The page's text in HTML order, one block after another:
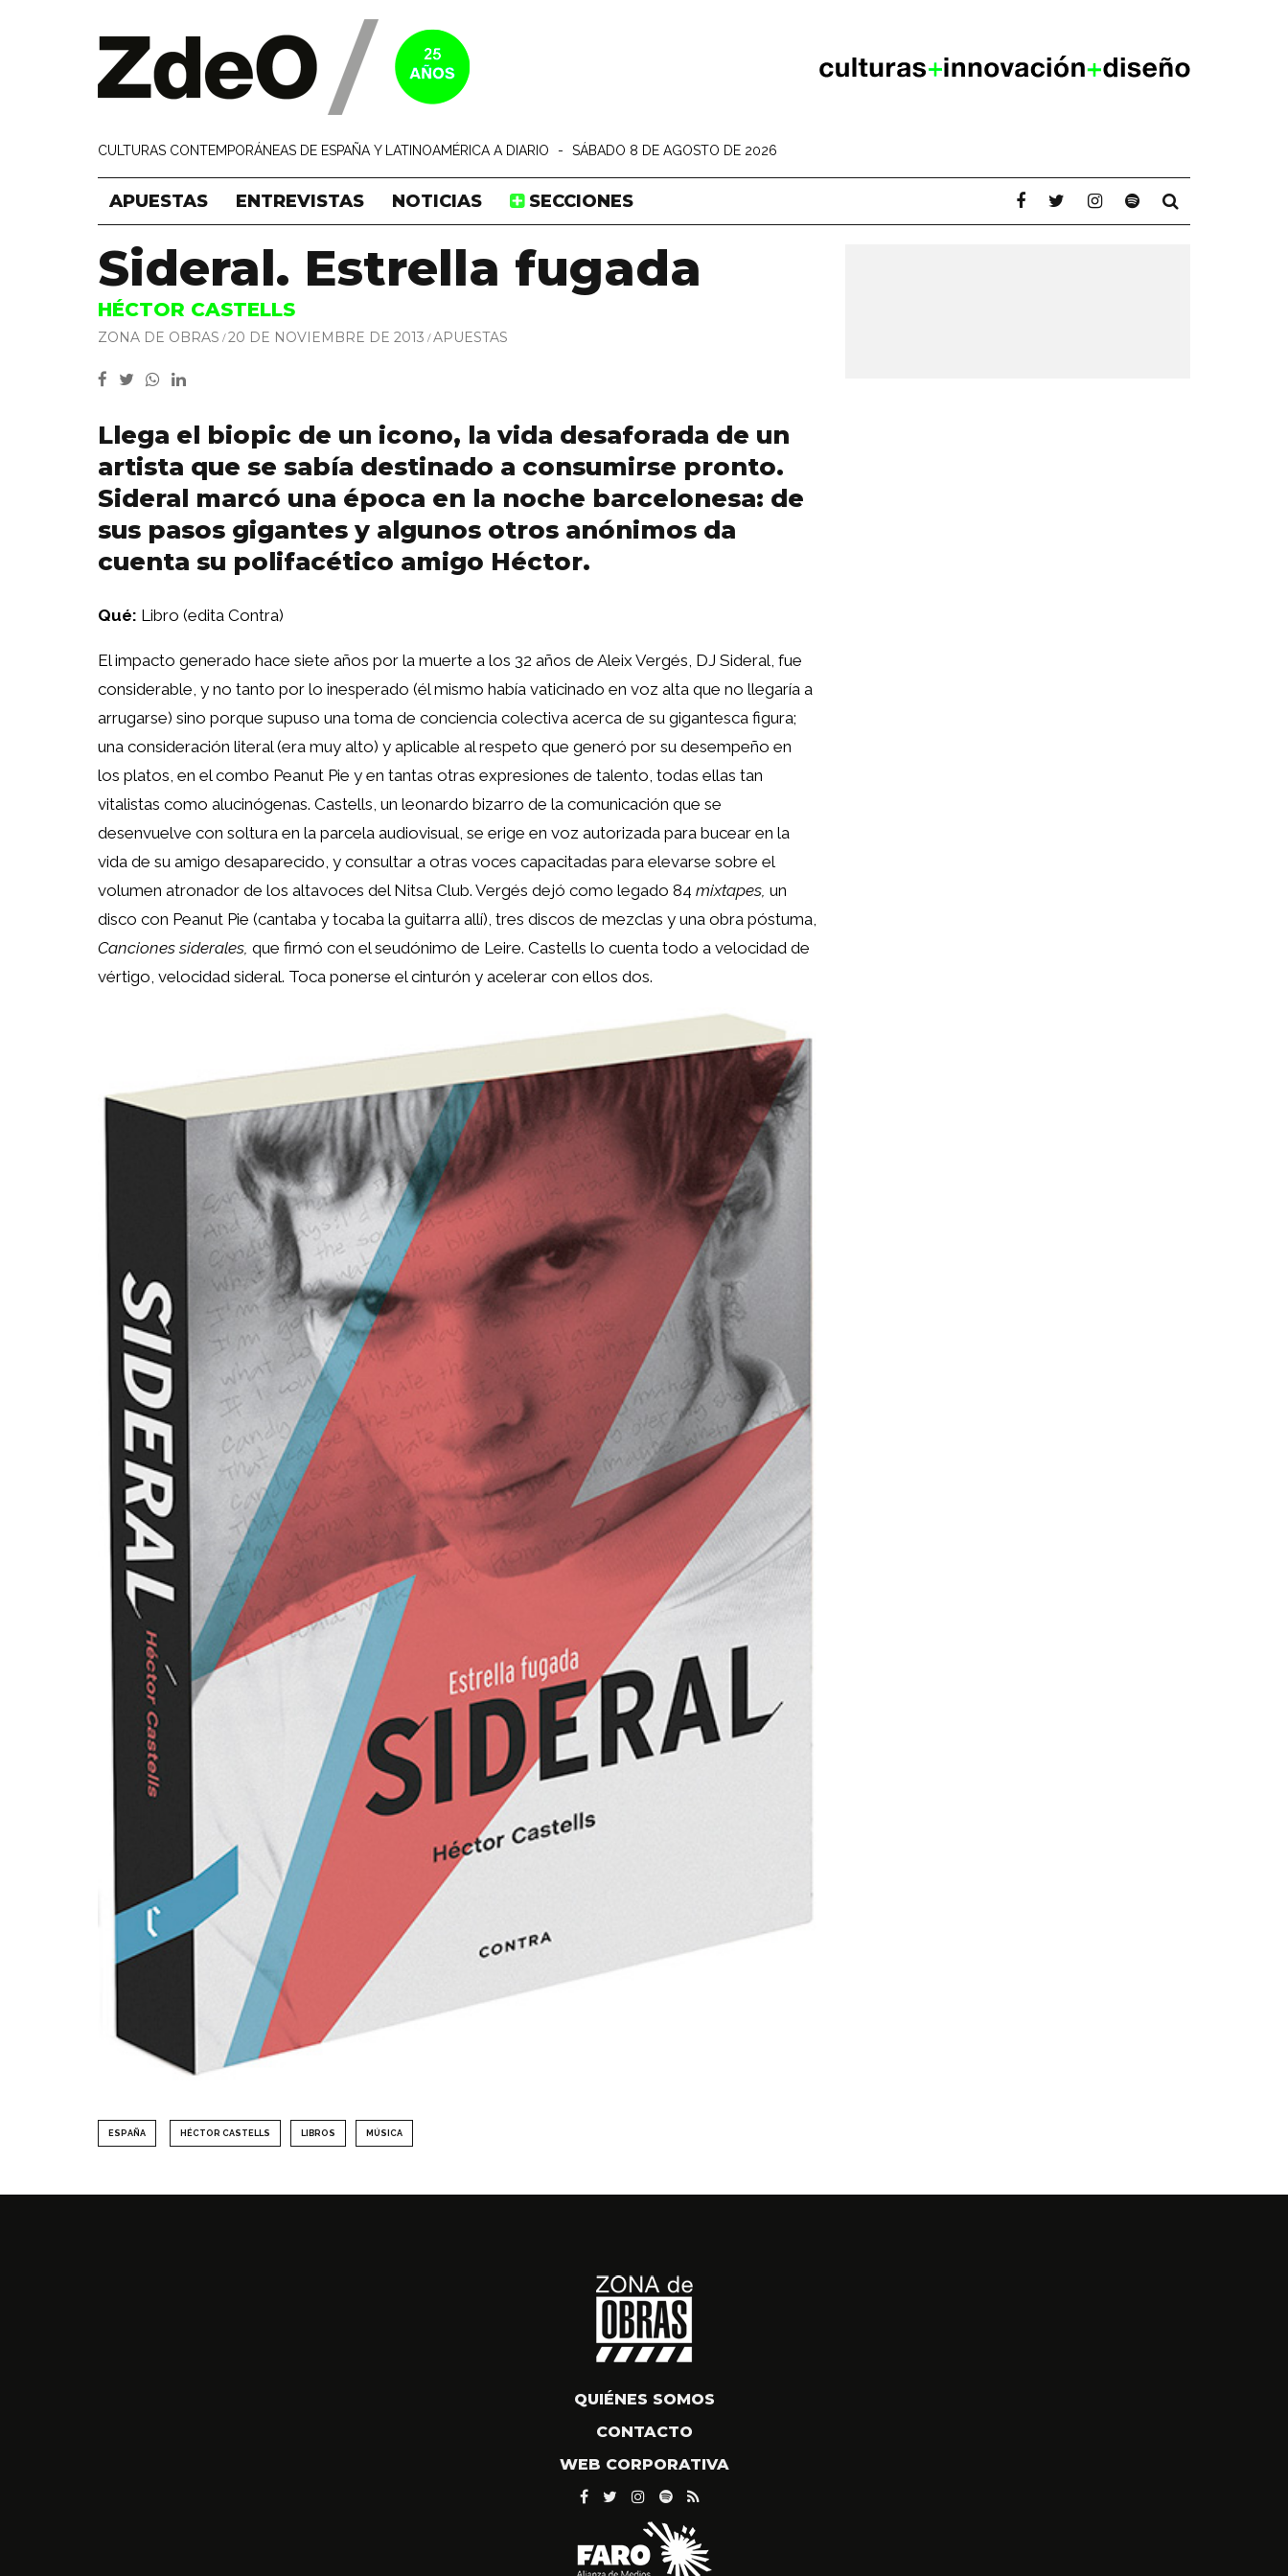
CULTURAS CONTEMPORÁNEAS DE ESPAÑA Y LATINOAMÉRICA A DIARIO - SÁBADO 8 DE AGOSTO DE 2026
APUESTAS ENTREVISTAS NOTICIAS SECCIONES
Sideral. Estrella fugada
HÉCTOR CASTELLS
ZONA DE OBRAS 20 DE NOVIEMBRE DE 2013 APUESTAS
Llega el biopic de un icono, la vida desaforada de un
artista que se sabía destinado a consumirse pronto.
Sideral marcó una época en la noche barcelonesa: de
sus pasos gigantes y algunos otros anónimos da
cuenta su polifacético amigo Héctor.
Qué: Libro (edita Contra)
El impacto generado hace siete años por la muerte a los 32 años de Aleix Vergés, DJ Sideral, fue
considerable, y no tanto por lo inesperado (él mismo había vaticinado en voz alta que no llegaría a
arrugarse) sino porque supuso una toma de conciencia colectiva acerca de su gigantesca figura;
una consideración literal (era muy alto) y aplicable al respeto que generó por su desempeño en
los platos, en el combo Peanut Pie y en tantas otras expresiones de talento, todas ellas tan
vitalistas como alucinógenas. Castells, un leonardo bizarro de la comunicación que se
desenvuelve con soltura en la parcela audiovisual, se erige en voz autorizada para bucear en la
vida de su amigo desaparecido, y consultar a otras voces capacitadas para elevarse sobre el
volumen atronador de los altavoces del Nitsa Club. Vergés dejó como legado 84 mixtapes, un
disco con Peanut Pie (cantaba y tocaba la guitarra allí), tres discos de mezclas y una obra póstuma,
Canciones siderales, que firmó con el seudónimo de Leire. Castells lo cuenta todo a velocidad de
vértigo, velocidad sideral. Toca ponerse el cinturón y acelerar con ellos dos.
ESPAÑA HÉCTOR CASTELLS LIBROS MÚSICA
QUIÉNES SOMOS
CONTACTO
WEB CORPORATIVA